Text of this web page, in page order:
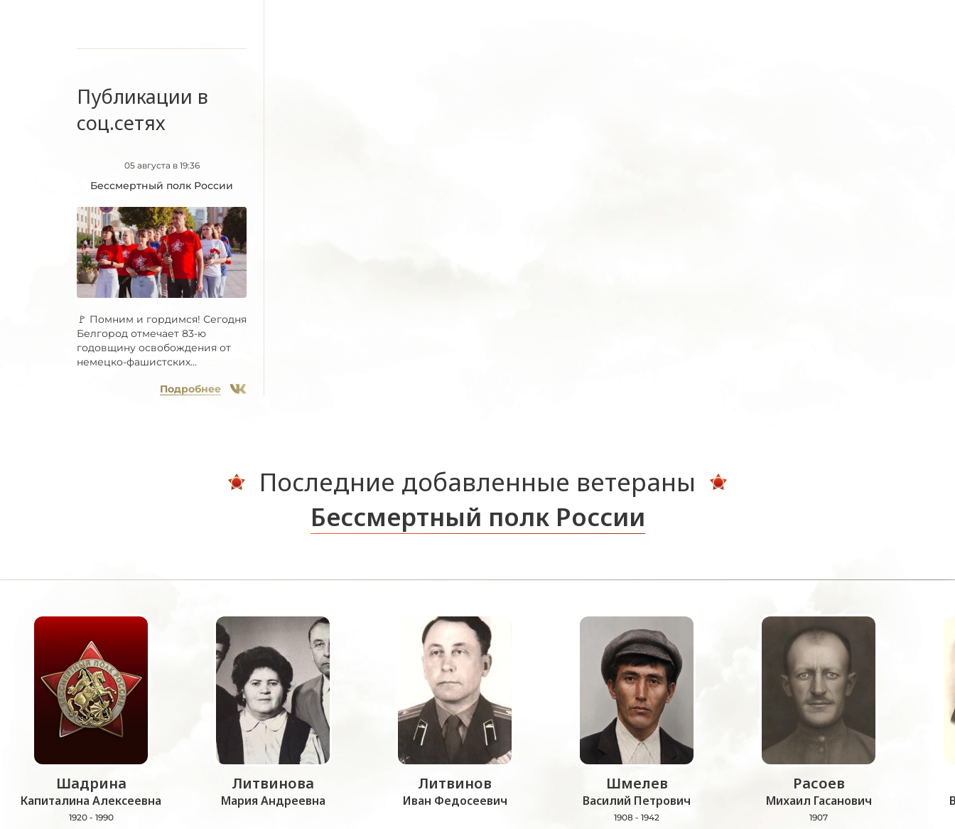
Публикации в
соц.сетях
05 августа в 19:36
Бессмертный полк России
🚩 Помним и гордимся! Сегодня
Белгород отмечает 83-ю
годовщину освобождения от
немецко-фашистских...
Подробнее
Последние добавленные ветераны
Бессмертный полк России
Шадрина
Капиталина Алексеевна
1920 - 1990
Литвинова
Мария Андреевна
Литвинов
Иван Федосеевич
Шмелев
Василий Петрович
1908 - 1942
Расоев
Михаил Гасанович
1907